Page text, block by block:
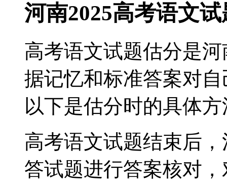
河南2025高考语文
高考语文试题估分是
据记忆和标准答案对
以下是估分时的具体
高考语文试题结束后
答试题进行答案核对